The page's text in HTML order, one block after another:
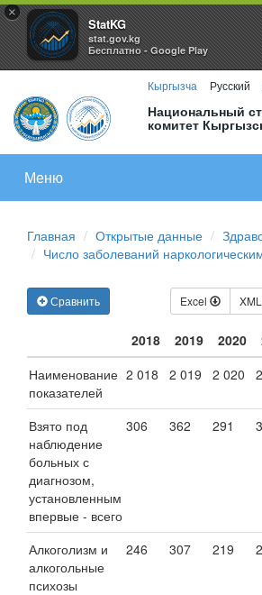
×
StatKG
stat.gov.kg
Бесплатно - Google Play
Кыргызча Русский
Национальный
комитет
Меню
Главная Открытые данные
Число заболеваний
Сравнить Excel
2018 2019 2020
Наименование
показателей
2 018 2 019 2 020
Взято под
наблюдение
больных с
диагнозом,
установленным
впервые - всего
306 362 291
Алкоголизм и
алкогольные
психозы
246 307 219